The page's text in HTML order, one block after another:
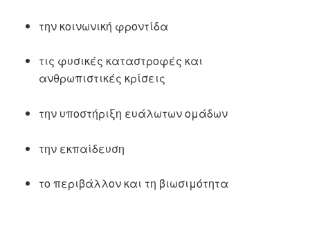
την κοινωνική φροντίδα
τις φυσικές καταστροφές και
ανθρωπιστικές κρίσεις
την υποστήριξη ευάλωτων ομάδων
την εκπαίδευση
το περιβάλλον και τη βιωσιμότητα